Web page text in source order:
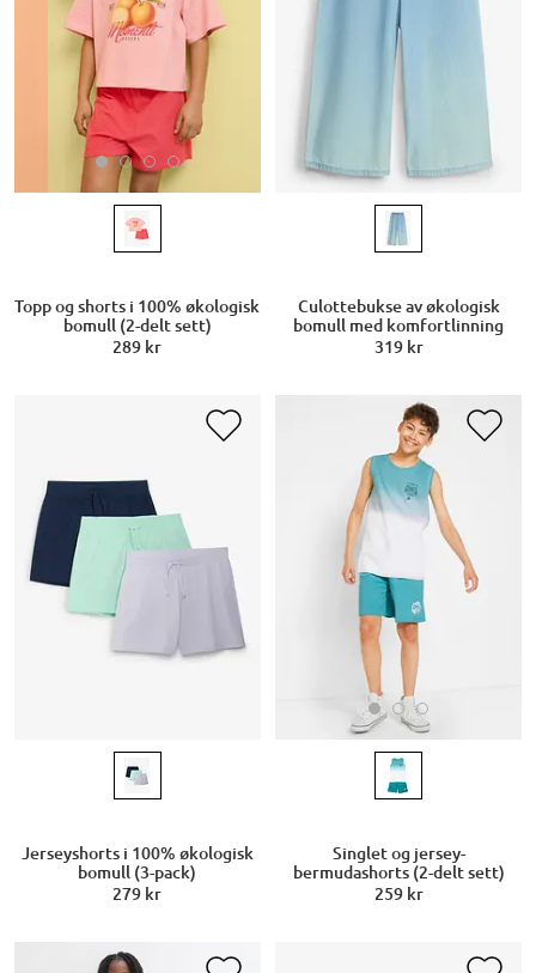
Topp og shorts i 100% økologisk
bomull (2-delt sett)
289 kr
Culottebukse av økologisk
bomull med komfortlinning
319 kr
Jerseyshorts i 100% økologisk
bomull (3-pack)
279 kr
Singlet og jersey-
bermudashorts (2-delt sett)
259 kr